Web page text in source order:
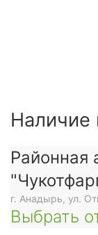
Наличие
г. Анадырь, ул.
Выбрать